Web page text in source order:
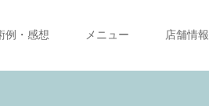
例・感想 メニュー 店舗情報